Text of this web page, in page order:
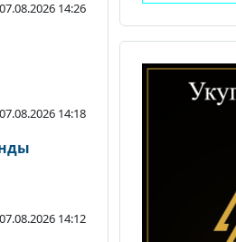
07.08.2026 14:26
07.08.2026 14:18
07.08.2026 14:12